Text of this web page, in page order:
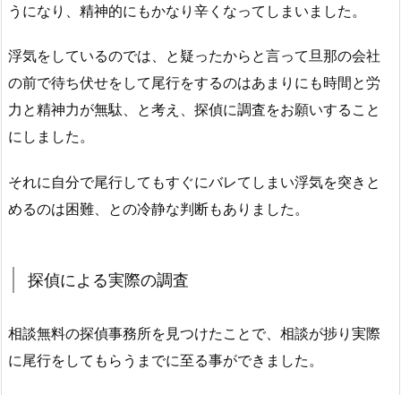
うになり、精神的にもかなり辛くなってしまいました。
浮気をしているのでは、と疑ったからと言って旦那の会社
の前で待ち伏せをして尾行をするのはあまりにも時間と労
力と精神力が無駄、と考え、探偵に調査をお願いすること
にしました。
それに自分で尾行してもすぐにバレてしまい浮気を突きと
めるのは困難、との冷静な判断もありました。
探偵による実際の調査
相談無料の探偵事務所を見つけたことで、相談が捗り実際
に尾行をしてもらうまでに至る事ができました。